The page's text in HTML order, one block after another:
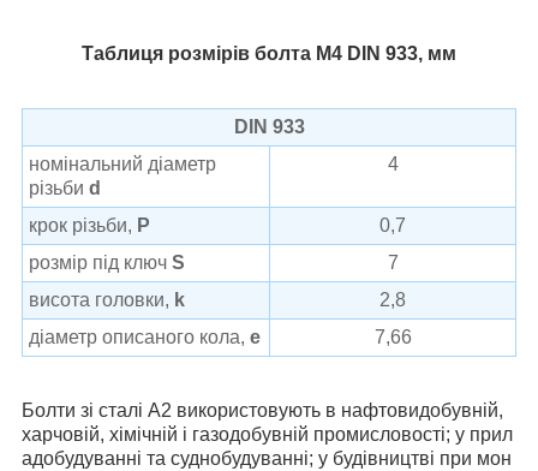
Таблиця розмірів болта М4 DIN 933, мм
DIN 933
номінальний діаметр
різьби d
4
крок різьби, P
0,7
розмір під ключ S
7
висота головки, k
2,8
діаметр описаного кола, e 7,66
Болти зі сталі А2 використовують в нафтовидобувній,
харчовій, хімічній і газодобувній промисловості; у прил
адобудуванні та суднобудуванні; у будівництві при мон